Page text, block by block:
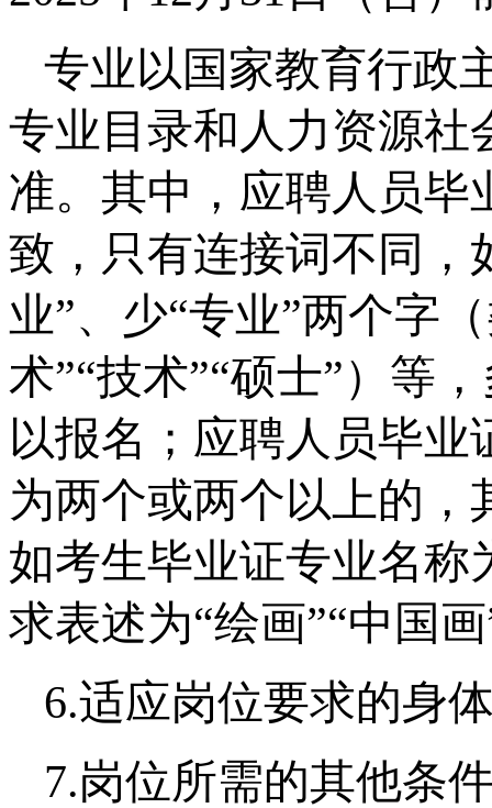
专业以国家教育行政
专业目录和人力资源社
准。其中，应聘人员毕
致，只有连接词不同，
业”、少“专业”两个字
术”“技术”“硕士”）等
以报名；应聘人员毕
为两个或两个以上的
如考生毕业证专业名称
求表述为“绘画”“中国
6.适应岗位要求的身
7.岗位所需的其他条